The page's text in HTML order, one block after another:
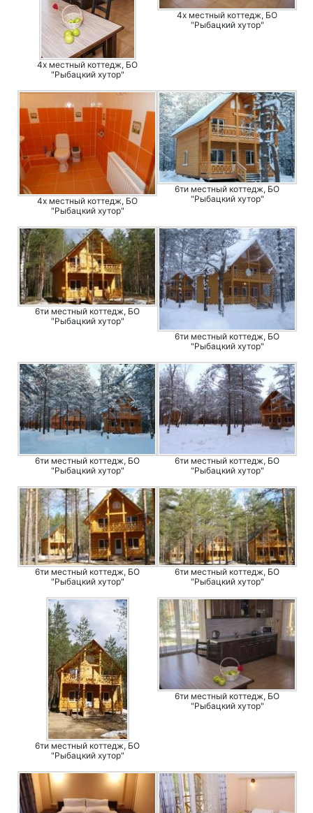
4х местный коттедж, БО
"Рыбацкий хутор"
4х местный коттедж, БО
"Рыбацкий хутор"
4х местный коттедж, БО
"Рыбацкий хутор"
6ти местный коттедж, БО
"Рыбацкий хутор"
6ти местный коттедж, БО
"Рыбацкий хутор"
6ти местный коттедж, БО
"Рыбацкий хутор"
6ти местный коттедж, БО
"Рыбацкий хутор"
6ти местный коттедж, БО
"Рыбацкий хутор"
6ти местный коттедж, БО
"Рыбацкий хутор"
6ти местный коттедж, БО
"Рыбацкий хутор"
6ти местный коттедж, БО
"Рыбацкий хутор"
6ти местный коттедж, БО
"Рыбацкий хутор"